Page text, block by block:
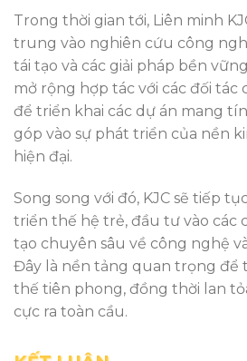
Trong thời gian tới, Liên minh
trung vào nghiên cứu công
tái tạo và các giải pháp bền
mở rộng hợp tác với các đối tác
để triển khai các dự án mang
góp vào sự phát triển của nền
hiện đại.
Song song với đó, KJC sẽ tiếp
triển thế hệ trẻ, đầu tư vào các
tạo chuyên sâu về công nghệ
Đây là nền tảng quan trọng để
thế tiên phong, đồng thời lan
cực ra toàn cầu.